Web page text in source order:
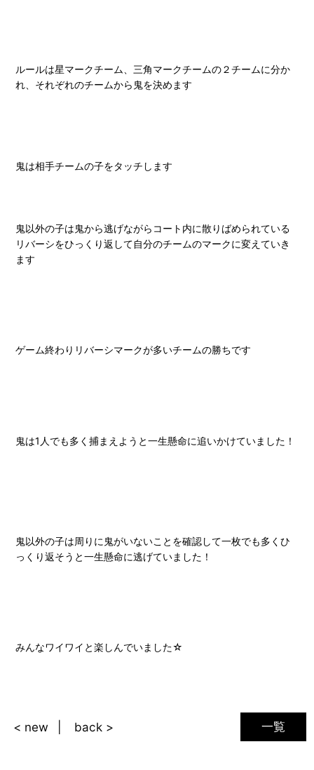
ルールは星マークチーム、三角マークチームの２チームに分か
れ、それぞれのチームから鬼を決めます
鬼は相手チームの子をタッチします
鬼以外の子は鬼から逃げながらコート内に散りばめられている
リバーシをひっくり返して自分のチームのマークに変えていき
ます
ゲーム終わりリバーシマークが多いチームの勝ちです
鬼は1人でも多く捕まえようと一生懸命に追いかけていました！
鬼以外の子は周りに鬼がいないことを確認して一枚でも多くひ
っくり返そうと一生懸命に逃げていました！
みんなワイワイと楽しんでいました☆
一覧
< new back >